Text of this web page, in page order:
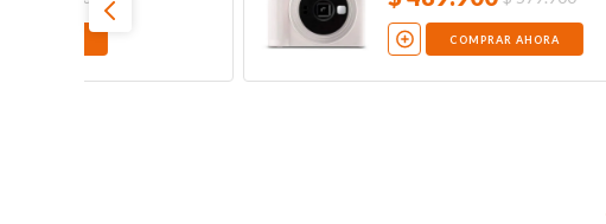
COMPRAR AHORA